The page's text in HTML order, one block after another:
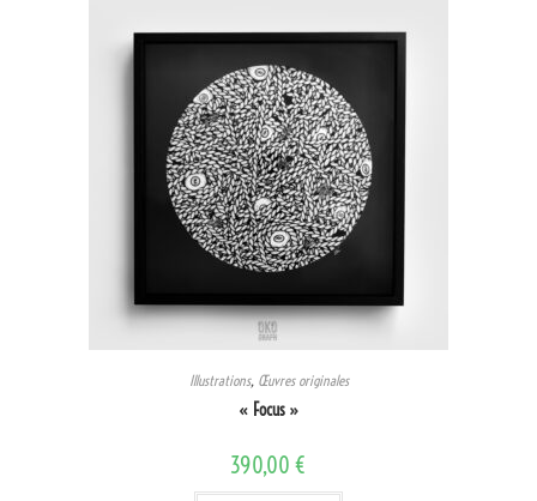
Illustrations, Œuvres originales
« Focus »
390,00 €